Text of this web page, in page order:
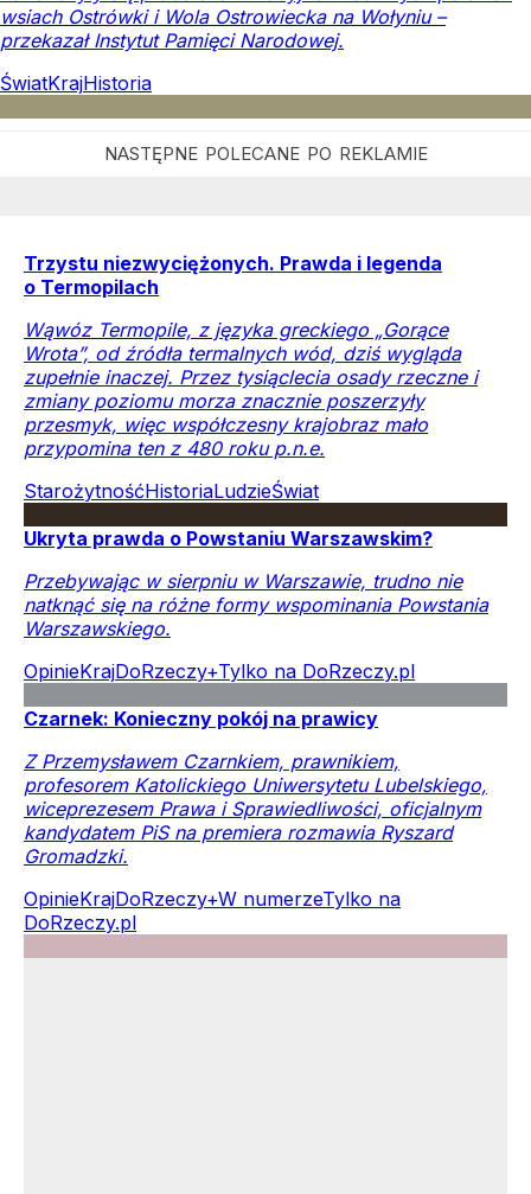
wsiach Ostrówki i Wola Ostrowiecka na Wołyniu –
przekazał Instytut Pamięci Narodowej.
ŚwiatKrajHistoria
Trzystu niezwyciężonych. Prawda i legenda
o Termopilach
Wąwóz Termopile, z języka greckiego „Gorące
Wrota”, od źródła termalnych wód, dziś wygląda
zupełnie inaczej. Przez tysiąclecia osady rzeczne i
zmiany poziomu morza znacznie poszerzyły
przesmyk, więc współczesny krajobraz mało
przypomina ten z 480 roku p.n.e.
StarożytnośćHistoriaLudzieŚwiat
Ukryta prawda o Powstaniu Warszawskim?
Przebywając w sierpniu w Warszawie, trudno nie
natknąć się na różne formy wspominania Powstania
Warszawskiego.
OpinieKrajDoRzeczy+Tylko na DoRzeczy.pl
Czarnek: Konieczny pokój na prawicy
Z Przemysławem Czarnkiem, prawnikiem,
profesorem Katolickiego Uniwersytetu Lubelskiego,
wiceprezesem Prawa i Sprawiedliwości, oficjalnym
kandydatem PiS na premiera rozmawia Ryszard
Gromadzki.
OpinieKrajDoRzeczy+W numerzeTylko na
DoRzeczy.pl